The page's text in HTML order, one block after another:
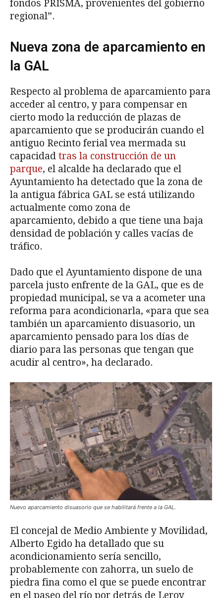
fondos PRISMA, provenientes del gobierno
regional”.
Nueva zona de aparcamiento en
la GAL
Respecto al problema de aparcamiento para
acceder al centro, y para compensar en
cierto modo la reducción de plazas de
aparcamiento que se producirán cuando el
antiguo Recinto ferial vea mermada su
capacidad tras la construcción de un
parque, el alcalde ha declarado que el
Ayuntamiento ha detectado que la zona de
la antigua fábrica GAL se está utilizando
actualmente como zona de
aparcamiento, debido a que tiene una baja
densidad de población y calles vacías de
tráfico.
Dado que el Ayuntamiento dispone de una
parcela justo enfrente de la GAL, que es de
propiedad municipal, se va a acometer una
reforma para acondicionarla, «para que sea
también un aparcamiento disuasorio, un
aparcamiento pensado para los días de
diario para las personas que tengan que
acudir al centro», ha declarado.
Nuevo aparcamiento disuasorio que se habilitará frente a la GAL.
El concejal de Medio Ambiente y Movilidad,
Alberto Egido ha detallado que su
acondicionamiento sería sencillo,
probablemente con zahorra, un suelo de
piedra fina como el que se puede encontrar
en el paseo del río por detrás de Leroy